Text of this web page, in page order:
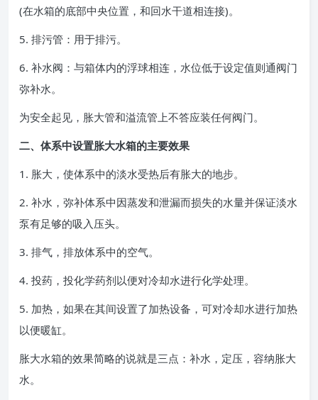
(在水箱的底部中央位置，和回水干道相连接)。
5. 排污管：用于排污。
6. 补水阀：与箱体内的浮球相连，水位低于设定值则通阀门
弥补水。
为安全起见，胀大管和溢流管上不答应装任何阀门。
二、体系中设置胀大水箱的主要效果
1. 胀大，使体系中的淡水受热后有胀大的地步。
2. 补水，弥补体系中因蒸发和泄漏而损失的水量并保证淡水
泵有足够的吸入压头。
3. 排气，排放体系中的空气。
4. 投药，投化学药剂以便对冷却水进行化学处理。
5. 加热，如果在其间设置了加热设备，可对冷却水进行加热
以便暖缸。
胀大水箱的效果简略的说就是三点：补水，定压，容纳胀大
水。